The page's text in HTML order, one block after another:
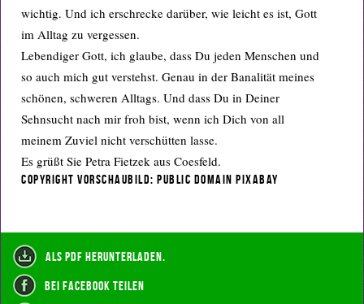
wichtig. Und ich erschrecke darüber, wie leicht es ist, Gott
im Alltag zu vergessen.
Lebendiger Gott, ich glaube, dass Du jeden Menschen und
so auch mich gut verstehst. Genau in der Banalität meines
schönen, schweren Alltags. Und dass Du in Deiner
Sehnsucht nach mir froh bist, wenn ich Dich von all
meinem Zuviel nicht verschütten lasse.
Es grüßt Sie Petra Fietzek aus Coesfeld.
Copyright Vorschaubild: Public Domain Pixabay
als PDF herunterladen.
bei Facebook teilen